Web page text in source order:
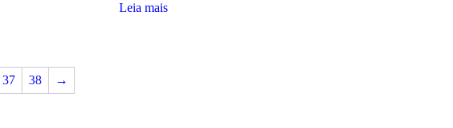
Leia mais
37 38 →